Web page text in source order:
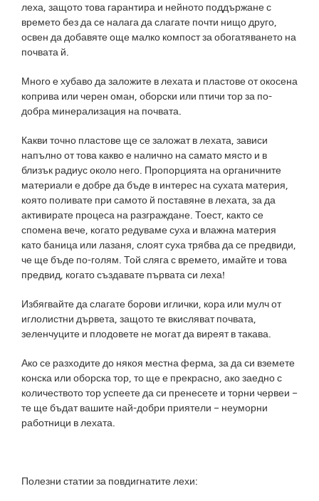
леха, защото това гарантира и нейното поддържане с
времето без да се налага да слагате почти нищо друго,
освен да добавяте още малко компост за обогатяването на
почвата й.
Много е хубаво да заложите в лехата и пластове от окосена
коприва или черен оман, оборски или птичи тор за по-
добра минерализация на почвата.
Какви точно пластове ще се заложат в лехата, зависи
напълно от това какво е налично на самато място и в
близък радиус около него. Пропорцията на органичните
материали е добре да бъде в интерес на сухата материя,
която поливате при самото й поставяне в лехата, за да
активирате процеса на разграждане. Тоест, както се
спомена вече, когато редуваме суха и влажна материя
като баница или лазаня, слоят суха трябва да се предвиди,
че ще бъде по-голям. Той сляга с времето, имайте и това
предвид, когато създавате първата си леха!
Избягвайте да слагате борови иглички, кора или мулч от
иглолистни дървета, защото те вкисляват почвата,
зеленчуците и плодовете не могат да виреят в такава.
Ако се разходите до някоя местна ферма, за да си вземете
конска или оборска тор, то ще е прекрасно, ако заедно с
количеството тор успеете да си пренесете и торни червеи –
те ще бъдат вашите най-добри приятели – неуморни
работници в лехата.
Полезни статии за повдигнатите лехи: